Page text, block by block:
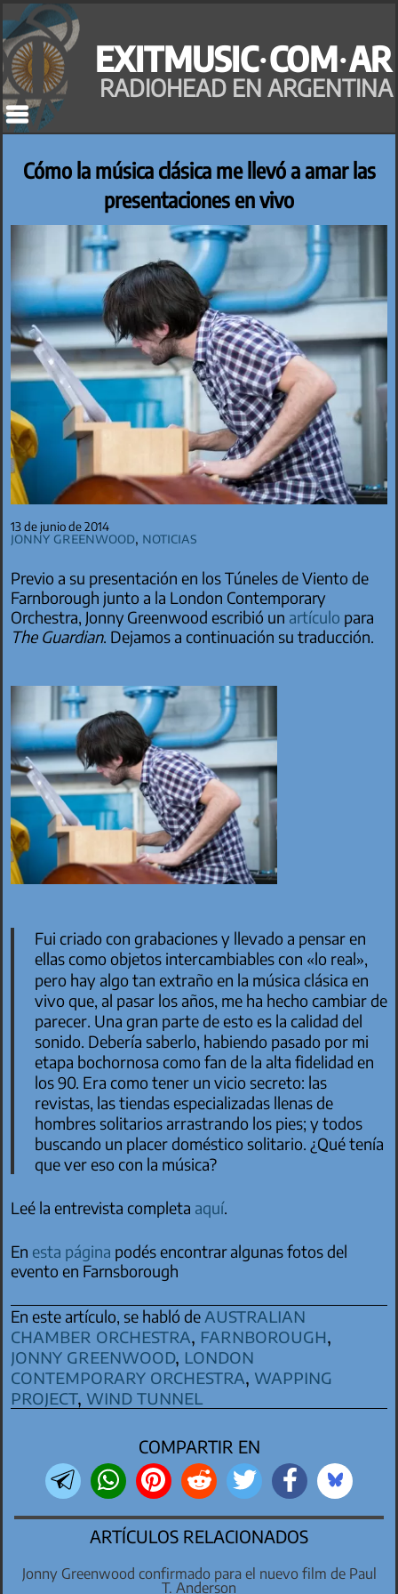
Saltar
al
contenido
EXITMUSIC·COM·AR
RADIOHEAD EN ARGENTINA
Cómo la música clásica me llevó a amar las
presentaciones en vivo
13 de junio de 2014
Jonny Greenwood, Noticias
Previo a su presentación en los Túneles de Viento de
Farnborough junto a la London Contemporary
Orchestra, Jonny Greenwood escribió un artículo para
The Guardian. Dejamos a continuación su traducción.
Fui criado con grabaciones y llevado a pensar en
ellas como objetos intercambiables con «lo real»,
pero hay algo tan extraño en la música clásica en
vivo que, al pasar los años, me ha hecho cambiar de
parecer. Una gran parte de esto es la calidad del
sonido. Debería saberlo, habiendo pasado por mi
etapa bochornosa como fan de la alta fidelidad en
los 90. Era como tener un vicio secreto: las
revistas, las tiendas especializadas llenas de
hombres solitarios arrastrando los pies; y todos
buscando un placer doméstico solitario. ¿Qué tenía
que ver eso con la música?
Leé la entrevista completa aquí.
En esta página podés encontrar algunas fotos del
evento en Farnsborough
En este artículo, se habló de australian
chamber orchestra, farnborough,
jonny greenwood, london
contemporary orchestra, wapping
project, wind tunnel
COMPARTIR EN
ARTÍCULOS RELACIONADOS
Jonny Greenwood confirmado para el nuevo film de Paul
T. Anderson